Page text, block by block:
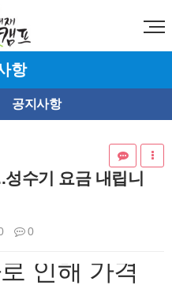
항
공지사항
수기 요금 내립니
0
인해 가격